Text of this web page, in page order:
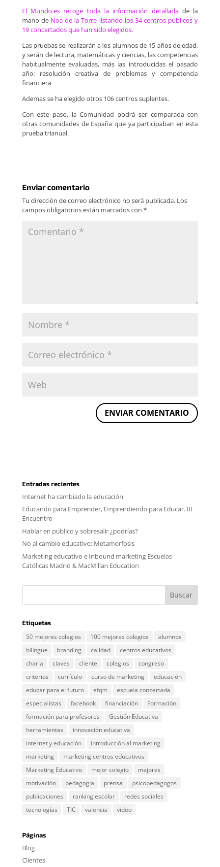
El Mundo.es recoge toda la información detalladade la
mano deNoa de la Torre listando los 34 centros públicos y
19 concertados que han sido elegidos.
Las pruebas se realizarán a los alumnos de 15 años de edad,
y serán de lectura, matemáticas y ciencias, las competencias
habitualmente evaluadas, más las introducidas el pasado
año: resolución creativa de problemas y competencia
financiera
Ademas se ha elegido otros 106 centros suplentes.
Con este paso, la Comunidad podrá ser comparada con
otras comunidades de España que ya participaban en esta
prueba trianual.
Enviar comentario
Tu dirección de correo electrónico no será publicada. Los
campos obligatorios están marcados con *
Entradas recientes
Internet ha cambiado la educación
Educando para Emprender, Emprendiendo para Educar. III
Encuentro
Hablar en público y sobresalir ¿podrías?
No al cambio educativo: Metamorfosis
Marketing educativo e Inbound marketing Escuelas
Católicas Madrid & MacMillan Education
Etiquetas
50 mejores colegios 100 mejores colegios
alumnos
bilingüe
branding calidad
centros educativos
charla
claves cliente colegios
congreso
criterios
currículo curso de marketing
educación
educar para el futuro
efqm
escuela concertada
especialistas
facebook financiación
Formación
formación para profesores
Gestión Educativa
herramientas
innovación educativa
internet y educación
introducción al marketing
marketing
marketing centros educativos
Marketing Educativo
mejor colegio
mejores
motivación
pedagogía prensa
psicopedagogos
publicaciones
ranking escolar
redes sociales
tecnologías
TIC valencia video
Páginas
Blog
Clientes